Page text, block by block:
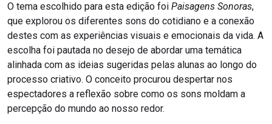
O tema escolhido para esta edição foi Paisagens Sonoras,
que explorou os diferentes sons do cotidiano e a conexão
destes com as experiências visuais e emocionais da vida. A
escolha foi pautada no desejo de abordar uma temática
alinhada com as ideias sugeridas pelas alunas ao longo do
processo criativo. O conceito procurou despertar nos
espectadores a reflexão sobre como os sons moldam a
percepção do mundo ao nosso redor.